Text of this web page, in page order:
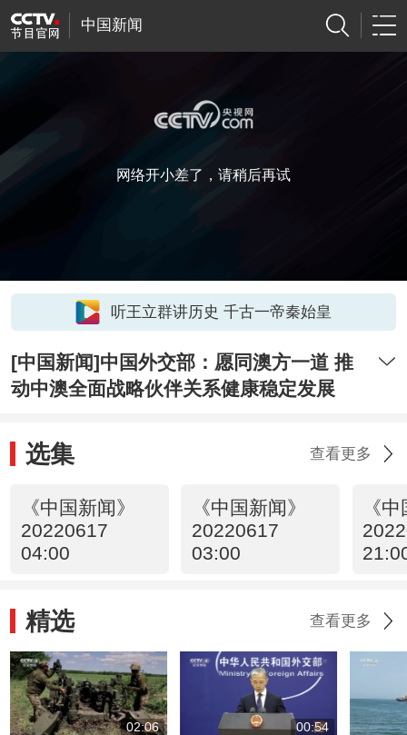
中国新闻
网络开小差了，请稍后再试
听王立群讲历史 千古一帝秦始皇
[中国新闻]中国外交部：愿同澳方一道 推
动中澳全面战略伙伴关系健康稳定发展
选集 查看更多
《中国新闻》
20220617
04:00
《中国新闻》
20220617
03:00
《
精选 查看更多
02:06 00:54